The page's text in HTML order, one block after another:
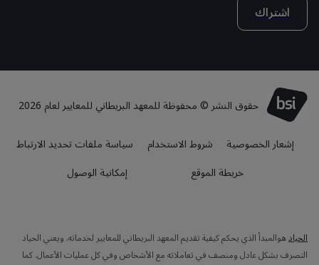
اشتراك
حقوق النشر © محفوظة للمعهد البريطاني للمعايير لعام 2026
إشعار الخصوصية
شروط الاستخدام
سياسة ملفات تحديد الارتباط
خريطة الموقع
إمكانية الوصول
الحيادهوالمبدأ الذي يحكم كيفية تقديم المعهد البريطاني للمعايير لخدماته. ويعني الحياد
التصرف بشكل عادل ومنصف في تعاملاته مع الأشخاص وفي كل عمليات الأعمال. كما